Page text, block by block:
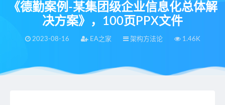
《德勤案例-某集团级企业信息化总体解
决方案》，100页PPX文件
2023-08-16 EA之家 架构方法论 1.46K
当前位置：EA之家 《德勤案例-某集团级企业信息化总体解决方案》，100页PPX文件